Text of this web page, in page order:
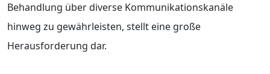
Behandlung über diverse Kommunikationskanäle
hinweg zu gewährleisten, stellt eine große
Herausforderung dar.